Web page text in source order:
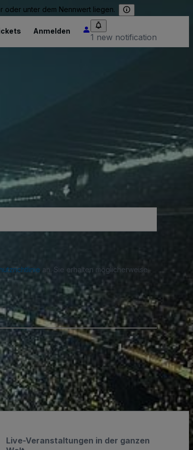
oder unter dem Nennwert liegen.
Anmelden
1 new notification
an. Sie erhalten möglicherweise
Live-Veranstaltungen in der ganzen